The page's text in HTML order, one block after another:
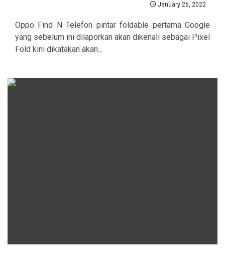
January 26, 2022
Oppo Find N Telefon pintar foldable pertama Google
yang sebelum ini dilaporkan akan dikenali sebagai Pixel
Fold kini dikatakan akan...